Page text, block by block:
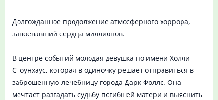
Долгожданное продолжение атмосферного хоррора,
завоевавший сердца миллионов.
В центре событий молодая девушка по имени Холли
Стоунхаус, которая в одиночку решает отправиться в
заброшенную лечебницу города Дарк Фоллс. Она
мечтает разгадать судьбу погибшей матери и выяснить